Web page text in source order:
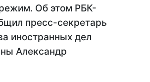
Об этом РБК-
пресс-секретарь
иностранных дел
Александр